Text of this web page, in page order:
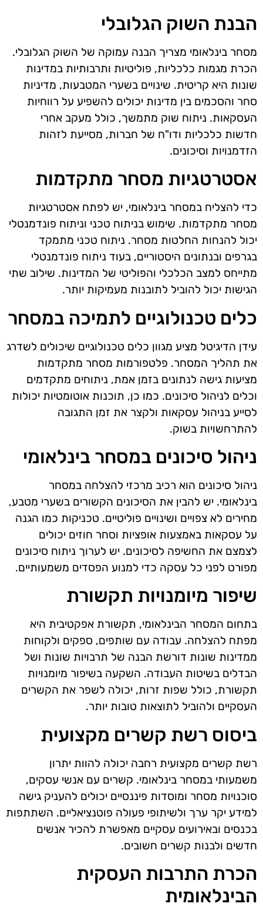
הבנת השוק הגלובלי
מסחר בינלאומי מצריך הבנה עמוקה של השוק הגלובלי.
הכרת מגמות כלכליות, פוליטיות ותרבותיות במדינות
שונות היא קריטית. שינויים בשערי המטבעות, מדיניות
סחר והסכמים בין מדינות יכולים להשפיע על רווחיות
העסקאות. ניתוח שוק מתמשך, כולל מעקב אחרי
חדשות כלכליות ודו"ח של חברות, מסייעת לזהות
הזדמנויות וסיכונים.
אסטרטגיות מסחר מתקדמות
כדי להצליח במסחר בינלאומי, יש לפתח אסטרטגיות
מסחר מתקדמות. שימוש בניתוח טכני וניתוח פונדמנטלי
יכול להנחות החלטות מסחר. ניתוח טכני מתמקד
בגרפים ובנתונים היסטוריים, בעוד ניתוח פונדמנטלי
מתייחס למצב הכלכלי והפוליטי של המדינות. שילוב שתי
הגישות יכול להוביל לתובנות מעמיקות יותר.
כלים טכנולוגיים לתמיכה במסחר
עידן הדיגיטל מציע מגוון כלים טכנולוגיים שיכולים לשדרג
את תהליך המסחר. פלטפורמות מסחר מתקדמות
מציעות גישה לנתונים בזמן אמת, ניתוחים מתקדמים
וכלים לניהול סיכונים. כמו כן, תוכנות אוטומטיות יכולות
לסייע בניהול עסקאות ולקצר את זמן התגובה
להתרחשויות בשוק.
ניהול סיכונים במסחר בינלאומי
ניהול סיכונים הוא רכיב מרכזי להצלחה במסחר
בינלאומי. יש להבין את הסיכונים הקשורים בשערי מטבע,
מחירים לא צפויים ושינויים פוליטיים. טכניקות כמו הגנה
על עסקאות באמצעות אופציות וסחר חוזים יכולים
לצמצם את החשיפה לסיכונים. יש לערוך ניתוח סיכונים
מפורט לפני כל עסקה כדי למנוע הפסדים משמעותיים.
שיפור מיומנויות תקשורת
בתחום המסחר הבינלאומי, תקשורת אפקטיבית היא
מפתח להצלחה. עבודה עם שותפים, ספקים ולקוחות
ממדינות שונות דורשת הבנה של תרבויות שונות ושל
הבדלים בשיטות העבודה. השקעה בשיפור מיומנויות
תקשורת, כולל שפות זרות, יכולה לשפר את הקשרים
העסקיים ולהוביל לתוצאות טובות יותר.
ביסוס רשת קשרים מקצועית
רשת קשרים מקצועית רחבה יכולה להוות יתרון
משמעותי במסחר בינלאומי. קשרים עם אנשי עסקים,
סוכנויות מסחר ומוסדות פיננסיים יכולים להעניק גישה
למידע יקר ערך ולשיתופי פעולה פוטנציאליים. השתתפות
בכנסים ובאירועים עסקיים מאפשרת להכיר אנשים
חדשים ולבנות קשרים חשובים.
הכרת התרבות העסקית
הבינלאומית